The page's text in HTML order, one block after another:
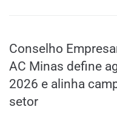
Conselho
AC Minas define
2026 e alinha
setor